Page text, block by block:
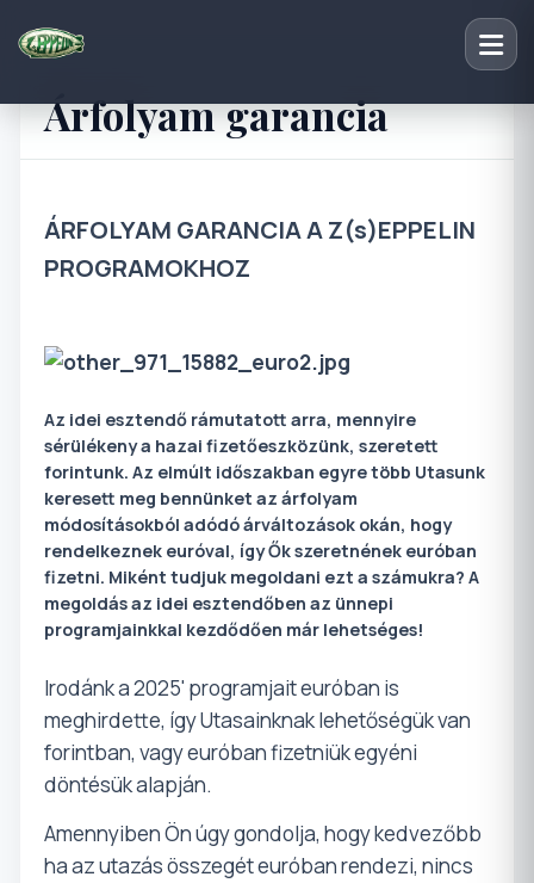
Árfolyam garancia
ÁRFOLYAM GARANCIA A Z(s)EPPELIN
PROGRAMOKHOZ
Az idei esztendő rámutatott arra, mennyire
sérülékeny a hazai fizetőeszközünk, szeretett
forintunk. Az elmúlt időszakban egyre több Utasunk
keresett meg bennünket az árfolyam
módosításokból adódó árváltozások okán, hogy
rendelkeznek euróval, így Ők szeretnének euróban
fizetni. Miként tudjuk megoldani ezt a számukra? A
megoldás az idei esztendőben az ünnepi
programjainkkal kezdődően már lehetséges!
Irodánk a 2025' programjait euróban is
meghirdette, így Utasainknak lehetőségük van
forintban, vagy euróban fizetniük egyéni
döntésük alapján.
Amennyiben Ön úgy gondolja, hogy kedvezőbb
ha az utazás összegét euróban rendezi, nincs